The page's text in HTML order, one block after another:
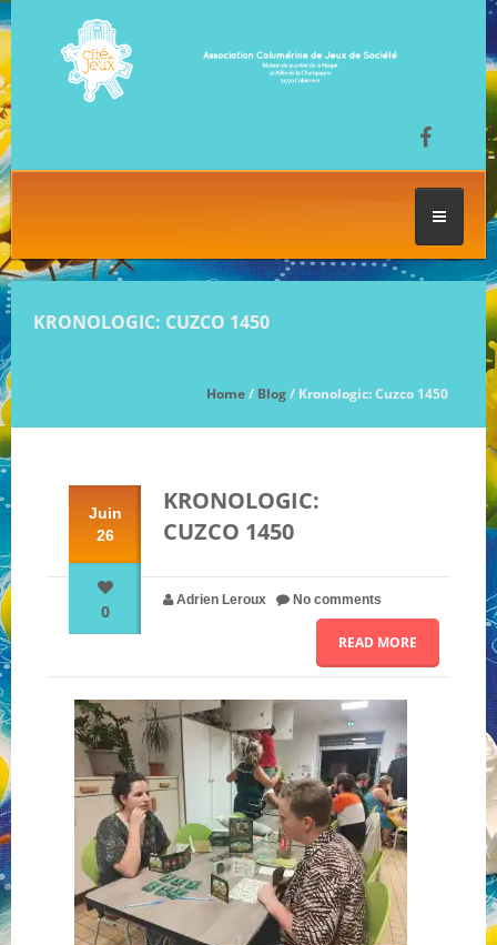
FESTIVAL DU JEU
NOS PARTENAIRES
QUI SOMMES-NOUS ?
NOUS CONTACTER !
KRONOLOGIC: CUZCO 1450
Home/ Blog/ Kronologic: Cuzco 1450
Juin
26
0
KRONOLOGIC:
CUZCO 1450
Adrien Leroux No comments
READ MORE